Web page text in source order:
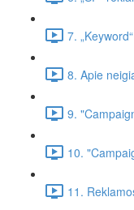
7.
8. Apie
9.
10.
11.